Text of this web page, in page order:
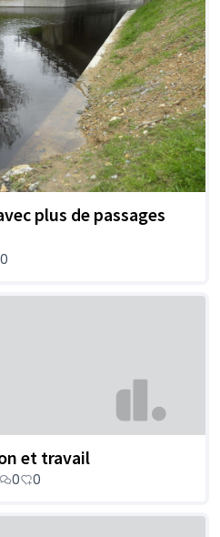
plus de passages
0
et travail
0 0